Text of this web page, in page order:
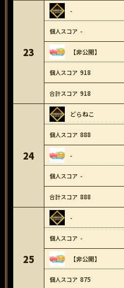
23
-
-
【非公開】
918
918
24
どらねこ
888
-
-
888
25
-
-
【非公開】
875